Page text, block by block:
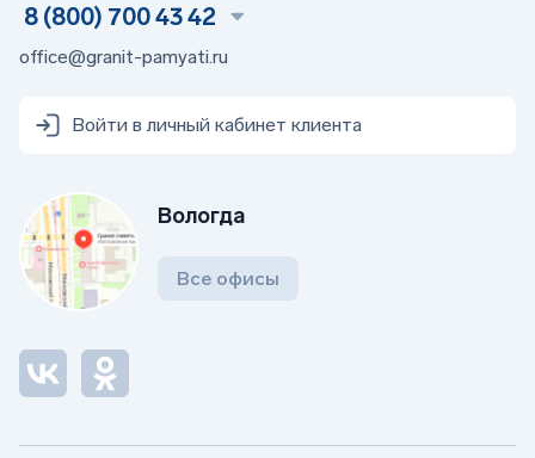
8 (800) 700 43 42
office@granit-pamyati.ru
Войти в личный кабинет клиента
Вологда
Все офисы